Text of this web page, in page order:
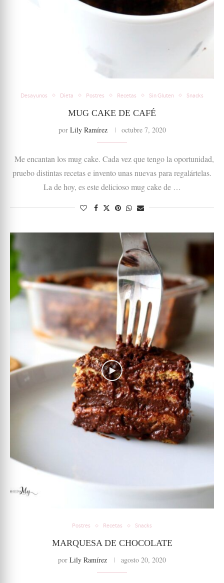
Desayunos Dieta Postres Recetas Sin Gluten Snacks
MUG CAKE DE CAFÉ
por Lily Ramírez octubre 7, 2020
Me encantan los mug cake. Cada vez que tengo la oportunidad,
pruebo distintas recetas e invento unas nuevas para regalártelas.
La de hoy, es este delicioso mug cake de …
Postres Recetas Snacks
MARQUESA DE CHOCOLATE
por Lily Ramírez agosto 20, 2020